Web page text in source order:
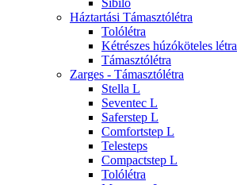
Sibilo
Háztartási Támasztólétra
Tolólétra
Kétrészes húzóköteles létra
Támasztólétra
Zarges - Támasztólétra
Stella L
Seventec L
Saferstep L
Comfortstep L
Telesteps
Compactstep L
Tolólétra